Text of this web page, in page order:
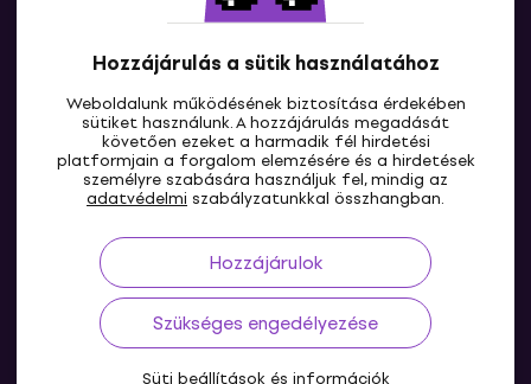
Hozzájárulás a sütik használatához
Weboldalunk működésének biztosítása érdekében
sütiket használunk. A hozzájárulás megadását
követően ezeket a harmadik fél hirdetési
platformjain a forgalom elemzésére és a hirdetések
személyre szabására használjuk fel, mindig az
adatvédelmi szabályzatunkkal összhangban.
Hozzájárulok
Szükséges engedélyezése
Süti beállítások és információk
HU